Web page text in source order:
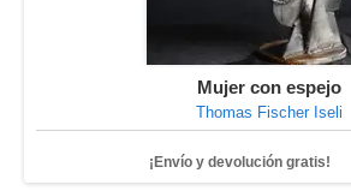
Mujer con espejo
Thomas Fischer Iseli
¡Envío y devolución gratis!